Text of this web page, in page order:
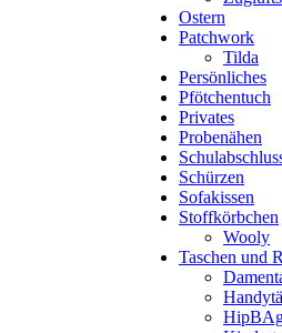
Ostern
Patchwork
Tilda
Persönliches
Pfötchentuch
Privates
Probenähen
Schürzen
Sofakissen
Stoffkörbchen
Wooly
Taschen und